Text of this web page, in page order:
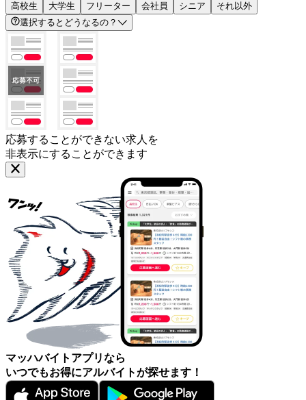
高校生 大学生 フリーター 会社員 シニア
それ以外
選択するとどうなるの？
応募することができない求人を
非表示にすることができます
マッハバイトアプリなら
いつでもお得にアルバイトが探せます！